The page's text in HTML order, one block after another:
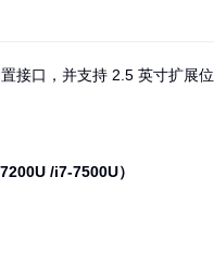
接口，并支持 2.5 英寸扩展位
/i7‑7500U）